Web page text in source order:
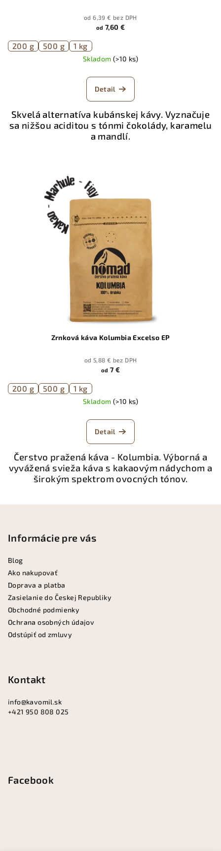
od 6,39 € bez DPH
od 7,60 €
200 g 500 g 1 kg
Skladom (>10 ks)
Detail
Skvelá alternatíva kubánskej kávy. Vyznačuje
sa nižšou aciditou s tónmi čokolády, karamelu
a mandlí.
Zrnková káva Kolumbia Excelso EP
od 5,88 € bez DPH
od 7 €
200 g 500 g 1 kg
Skladom (>10 ks)
Detail
Čerstvo pražená káva - Kolumbia. Výborná a
vyvážená svieža káva s kakaovým nádychom a
širokým spektrom ovocných tónov.
Informácie pre vás
Blog
Ako nakupovať
Doprava a platba
Zasielanie do Českej Republiky
Obchodné podmienky
Ochrana osobných údajov
Odstúpiť od zmluvy
Kontakt
info@kavomil.sk
+421 950 808 025
Facebook